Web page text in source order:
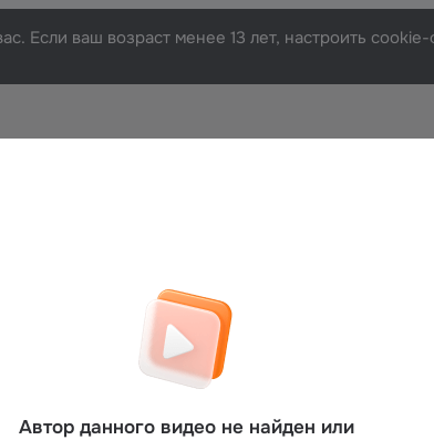
Автор данного видео не найден или
Если ваш возраст менее 13 лет, настроить